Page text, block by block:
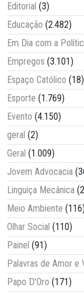
Editorial (3)
Educação (2.482)
Em Dia com a
Empregos (3.101)
Espaço Católico (18)
Esporte (1.769)
Evento (4.150)
geral (2)
Geral (1.009)
Jovem Advocacia
Linguiça Mecânica
Meio Ambiente (116)
Olhar Social (110)
Painel (91)
Palavras de Amor e
Papo D'Oro (171)